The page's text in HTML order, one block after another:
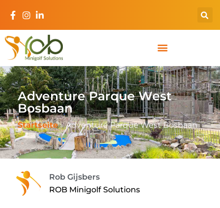
Adventure Parque West
Bosbaan
Startseite»Adventure Parque West Bosbaan
Rob Gijsbers
ROB Minigolf Solutions